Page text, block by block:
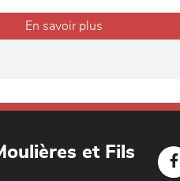
En savoir plus
et Fils